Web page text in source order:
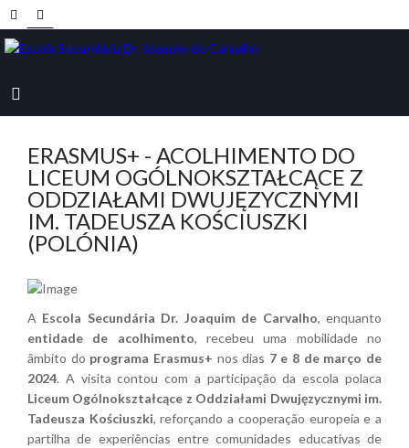
ERASMUS+ - ACOLHIMENTO DO
LICEUM OGÓLNOKSZTAŁCĄCE Z
ODDZIAŁAMI DWUJĘZYCZNYMI
IM. TADEUSZA KOŚCIUSZKI
(POLÓNIA)
A Escola Secundária Dr. Joaquim de Carvalho, enquanto
entidade de acolhimento, recebeu uma mobilidade no
âmbito do programa Erasmus+ nos dias 7 e 8 de março de
2024. A visita contou com a participação da escola polaca
Liceum Ogólnokształcące z Oddziałami Dwujęzycznymi im.
Tadeusza Kościuszki, reforçando a cooperação europeia e a
partilha de experiências entre comunidades educativas de